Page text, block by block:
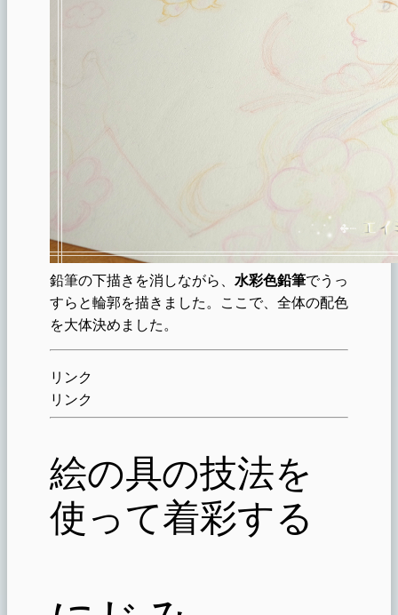
鉛筆の下描きを消しながら、 水彩色鉛筆でうっ
すらと輪郭を描きました。ここで、全体の配色
を大体決めました。
リンク
リンク
絵の具の技法を
使って着彩する